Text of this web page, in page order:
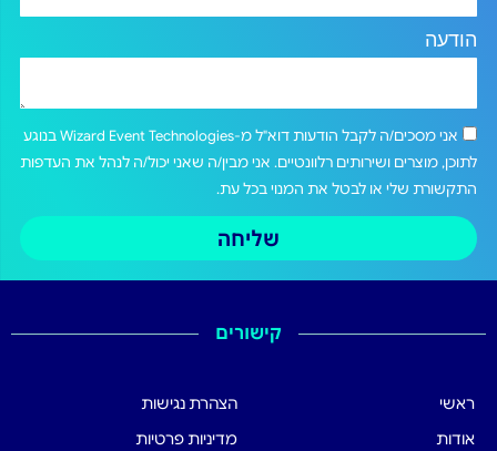
הודעה
אני מסכים/ה לקבל הודעות דוא"ל מ-Wizard Event Technologies בנוגע
לתוכן, מוצרים ושירותים רלוונטיים. אני מבין/ה שאני יכול/ה לנהל את העדפות
התקשורת שלי או לבטל את המנוי בכל עת.
שליחה
קישורים
ראשי
אודות
הצהרת נגישות
מדיניות פרטיות